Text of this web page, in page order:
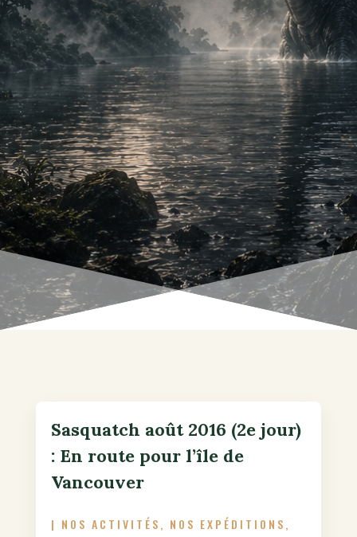
Sasquatch août 2016 (2e jour)
: En route pour l’île de
Vancouver
| NOS ACTIVITÉS, NOS EXPÉDITIONS,